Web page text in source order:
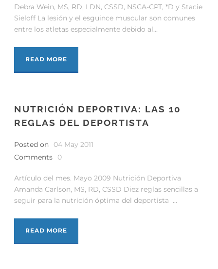
Debra Wein, MS, RD, LDN, CSSD, NSCA-CPT, *D y Stacie
Sieloff La lesión y el esguince muscular son comunes
entre los atletas especialmente debido al...
READ MORE
NUTRICIÓN DEPORTIVA: LAS 10
REGLAS DEL DEPORTISTA
Posted on
04 May 2011
Comments
0
Artículo del mes. Mayo 2009 Nutrición Deportiva
Amanda Carlson, MS, RD, CSSD Diez reglas sencillas a
seguir para la nutrición óptima del deportista ...
READ MORE